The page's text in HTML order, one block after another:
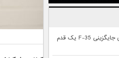
جنگنده بومی KAAN ترکیه برای جایگزینی F-35 یک قدم